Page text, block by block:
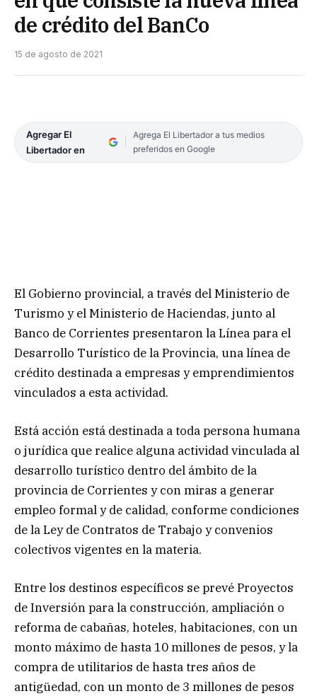
de crédito del BanCo
15 de agosto de 2021
Agregar El
Libertador en
Agrega El Libertador a tus medios
preferidos en Google
El Gobierno provincial, a través del Ministerio de
Turismo y el Ministerio de Haciendas, junto al
Banco de Corrientes presentaron la Línea para el
Desarrollo Turístico de la Provincia, una línea de
crédito destinada a empresas y emprendimientos
vinculados a esta actividad.
Está acción está destinada a toda persona humana
o jurídica que realice alguna actividad vinculada al
desarrollo turístico dentro del ámbito de la
provincia de Corrientes y con miras a generar
empleo formal y de calidad, conforme condiciones
de la Ley de Contratos de Trabajo y convenios
colectivos vigentes en la materia.
Entre los destinos específicos se prevé Proyectos
de Inversión para la construcción, ampliación o
reforma de cabañas, hoteles, habitaciones, con un
monto máximo de hasta 10 millones de pesos, y la
compra de utilitarios de hasta tres años de
antigüedad, con un monto de 3 millones de pesos